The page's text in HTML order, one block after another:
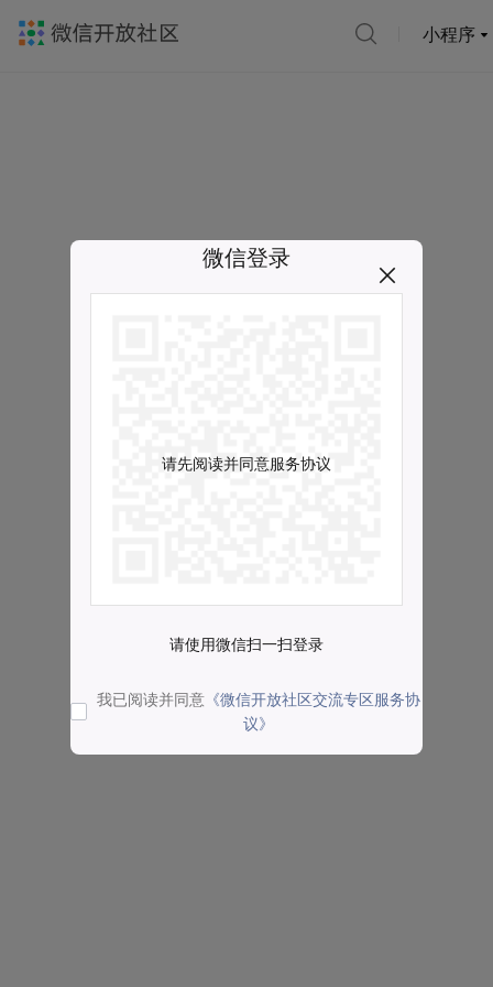
小程序
微信登录
请先阅读并同意服务协议
请使用微信扫一扫登录
我已阅读并同意 《微信开放社区交流专区服务协
议》